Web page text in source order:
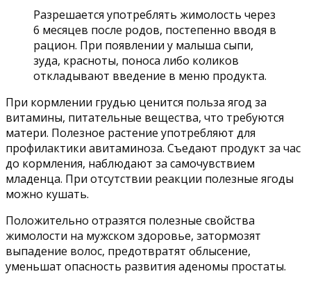
Разрешается употреблять жимолость через
6 месяцев после родов, постепенно вводя в
рацион. При появлении у малыша сыпи,
зуда, красноты, поноса либо коликов
откладывают введение в меню продукта.
При кормлении грудью ценится польза ягод за
витамины, питательные вещества, что требуются
матери. Полезное растение употребляют для
профилактики авитаминоза. Съедают продукт за час
до кормления, наблюдают за самочувствием
младенца. При отсутствии реакции полезные ягоды
можно кушать.
Положительно отразятся полезные свойства
жимолости на мужском здоровье, затормозят
выпадение волос, предотвратят облысение,
уменьшат опасность развития аденомы простаты.